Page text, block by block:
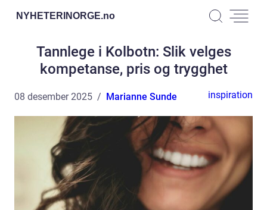
NYHETERINORGE.no
Tannlege i Kolbotn: Slik velges
kompetanse, pris og trygghet
08 desember 2025 Marianne Sunde inspiration